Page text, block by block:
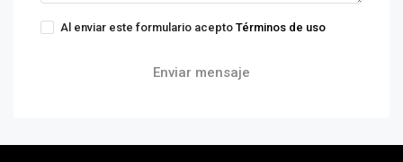
Al enviar este formulario acepto Términos de uso
Enviar mensaje